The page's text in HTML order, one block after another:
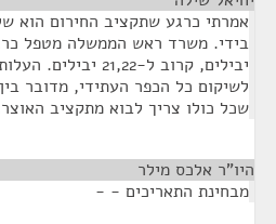
בידי. משרד ראש הממשלה מטפל
יבילים, קרוב ל-
שכל כולו צריך לבוא מתקציב
היו"ר אלכס מילר
מבחינת התאריכים - -